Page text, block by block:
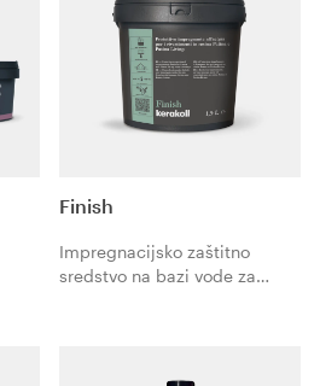
Finish
Impregnacijsko zaštitno
sredstvo na bazi vode za